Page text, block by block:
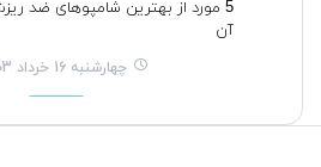
5 مورد از بهترین شامپوهای ضد
آن
چهارشنبه 16 خرداد 1403